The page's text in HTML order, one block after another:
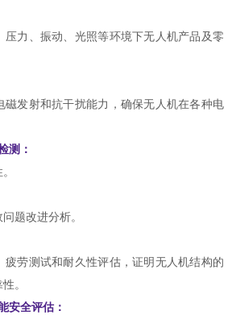
压力、振动、光照等环境下无人机产品及零
磁发射和抗干扰能力，确保无人机在各种电
测：
题改进分析。
疲劳测试和耐久性评估，证明无人机结构的
。
安全评估：